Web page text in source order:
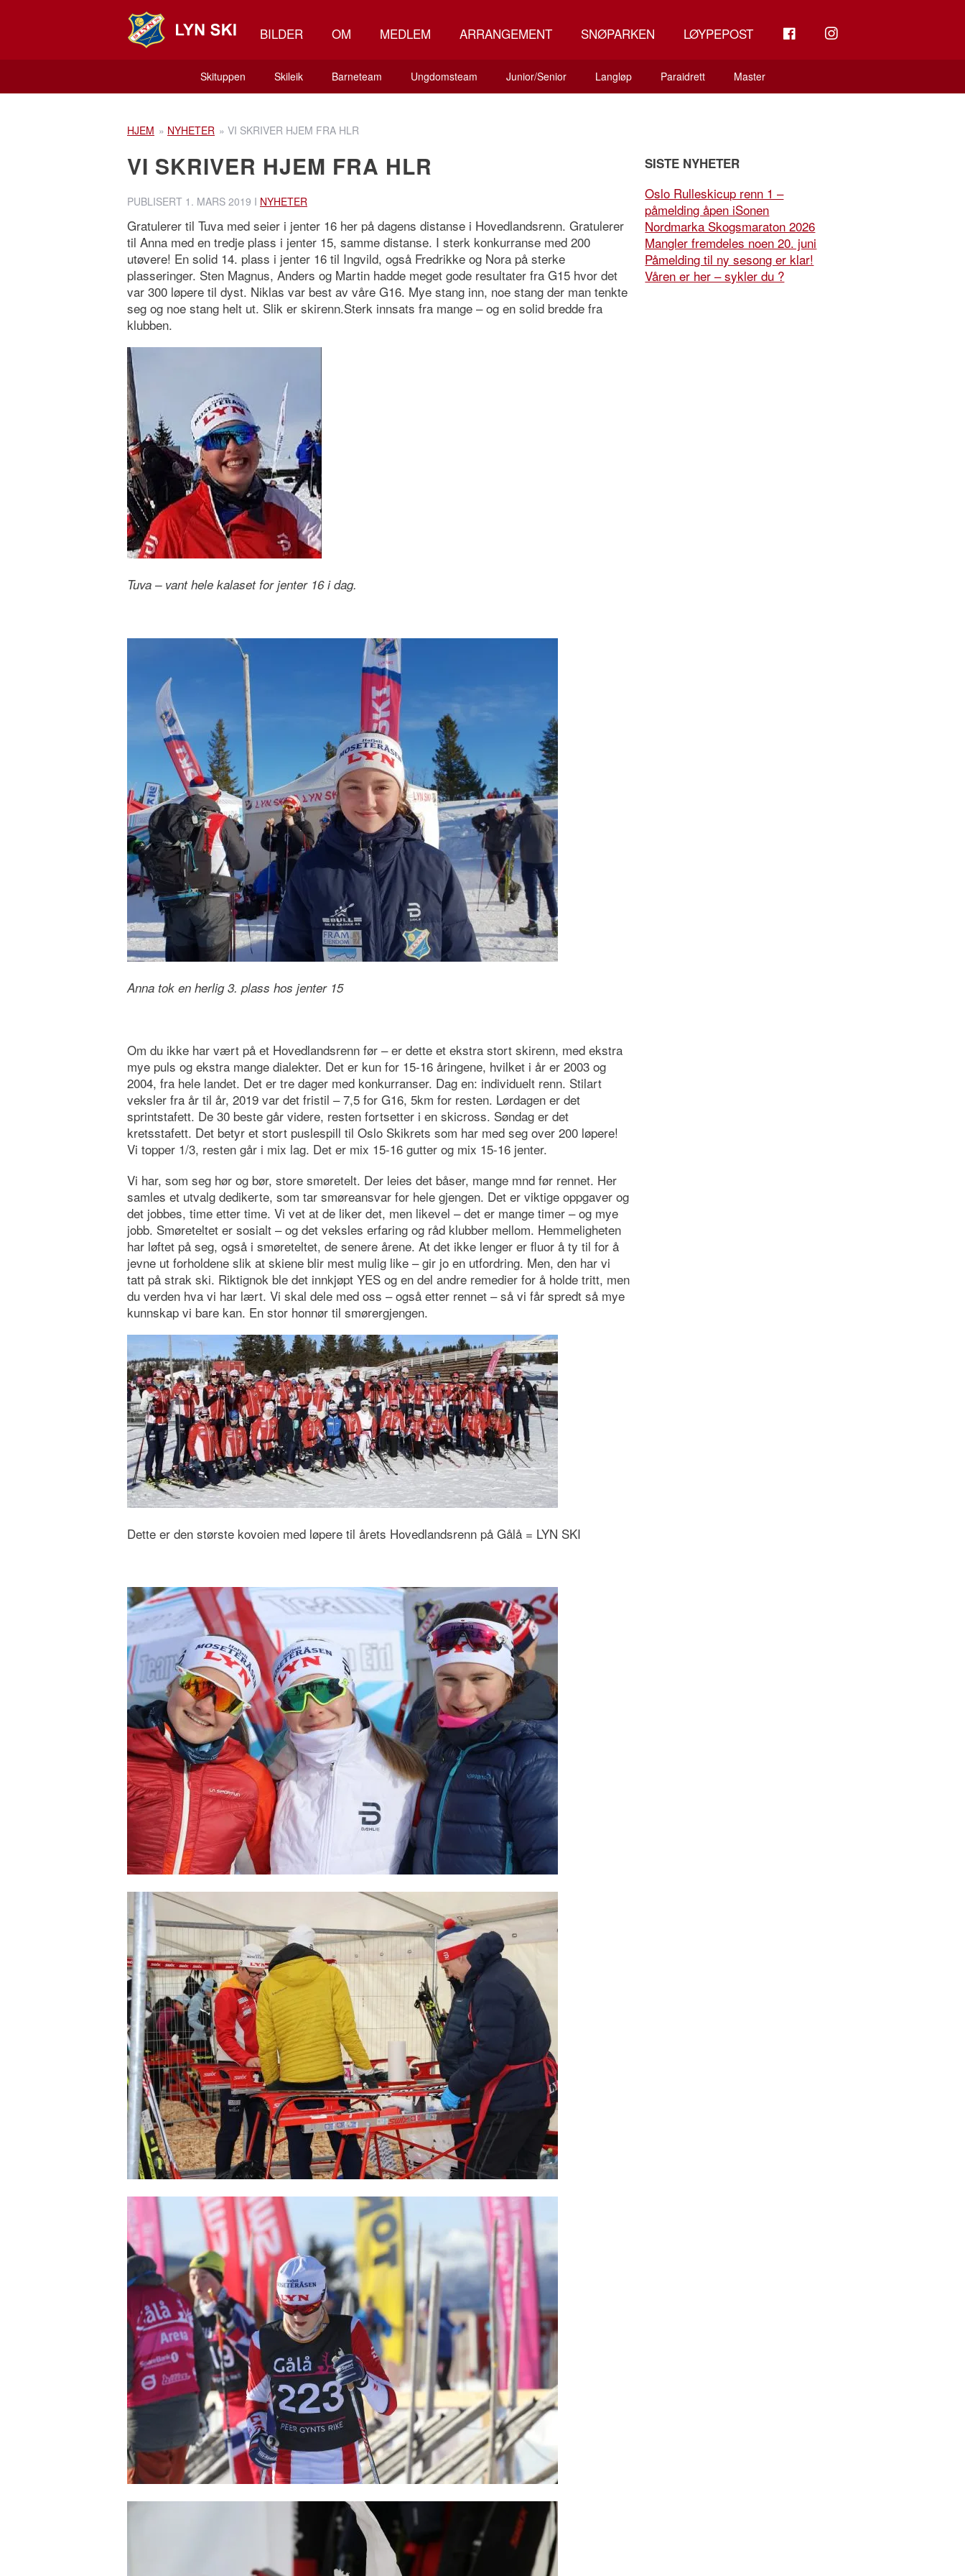
BILDER OM MEDLEM ARRANGEMENT SNØPARKEN LØYPEPOST INSTAGRAM
Skituppen Skileik Barneteam Ungdomsteam Junior/Senior Langløp Paraidrett Master
HJEM » NYHETER » VI SKRIVER HJEM FRA HLR
VI SKRIVER HJEM FRA HLR
PUBLISERT 1. MARS 2019 I NYHETER
Gratulerer til Tuva med seier i jenter 16 her på dagens distanse i Hovedlandsrenn. Gratulerer
til Anna med en tredje plass i jenter 15, samme distanse. I sterk konkurranse med 200
utøvere! En solid 14. plass i jenter 16 til Ingvild, også Fredrikke og Nora på sterke
plasseringer. Sten Magnus, Anders og Martin hadde meget gode resultater fra G15 hvor det
var 300 løpere til dyst. Niklas var best av våre G16. Mye stang inn, noe stang der man tenkte
seg og noe stang helt ut. Slik er skirenn.Sterk innsats fra mange – og en solid bredde fra
klubben.
Tuva – vant hele kalaset for jenter 16 i dag.
Anna tok en herlig 3. plass hos jenter 15
Om du ikke har vært på et Hovedlandsrenn før – er dette et ekstra stort skirenn, med ekstra
mye puls og ekstra mange dialekter. Det er kun for 15-16 åringene, hvilket i år er 2003 og
2004, fra hele landet. Det er tre dager med konkurranser. Dag en: individuelt renn. Stilart
veksler fra år til år, 2019 var det fristil – 7,5 for G16, 5km for resten. Lørdagen er det
sprintstafett. De 30 beste går videre, resten fortsetter i en skicross. Søndag er det
kretsstafett. Det betyr et stort puslespill til Oslo Skikrets som har med seg over 200 løpere!
Vi topper 1/3, resten går i mix lag. Det er mix 15-16 gutter og mix 15-16 jenter.
Vi har, som seg hør og bør, store smøretelt. Der leies det båser, mange mnd før rennet. Her
samles et utvalg dedikerte, som tar smøreansvar for hele gjengen. Det er viktige oppgaver og
det jobbes, time etter time. Vi vet at de liker det, men likevel – det er mange timer – og mye
jobb. Smøreteltet er sosialt – og det veksles erfaring og råd klubber mellom. Hemmeligheten
har løftet på seg, også i smøreteltet, de senere årene. At det ikke lenger er fluor å ty til for å
jevne ut forholdene slik at skiene blir mest mulig like – gir jo en utfordring. Men, den har vi
tatt på strak ski. Riktignok ble det innkjøpt YES og en del andre remedier for å holde tritt, men
du verden hva vi har lært. Vi skal dele med oss – også etter rennet – så vi får spredt så mye
kunnskap vi bare kan. En stor honnør til smørergjengen.
Dette er den største kovoien med løpere til årets Hovedlandsrenn på Gålå = LYN SKI
SISTE NYHETER
Oslo Rulleskicup renn 1 –
påmelding åpen iSonen
Nordmarka Skogsmaraton 2026
Mangler fremdeles noen 20. juni
Påmelding til ny sesong er klar!
Våren er her – sykler du ?